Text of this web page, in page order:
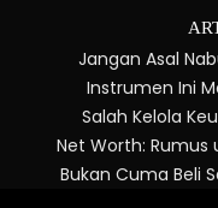
Jangan Asal
Instrumen Ini
Salah Kelola
Net Worth: Rumus
Bukan Cuma Beli